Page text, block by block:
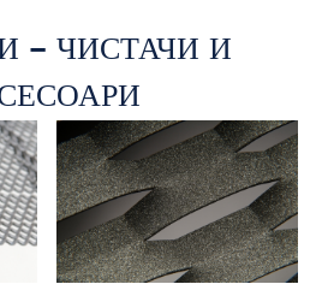
– ЧИСТАЧИ И